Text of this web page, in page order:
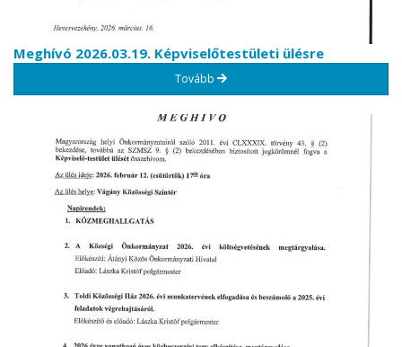
Meghívó 2026.03.19. Képviselőtestületi ülésre
Tovább